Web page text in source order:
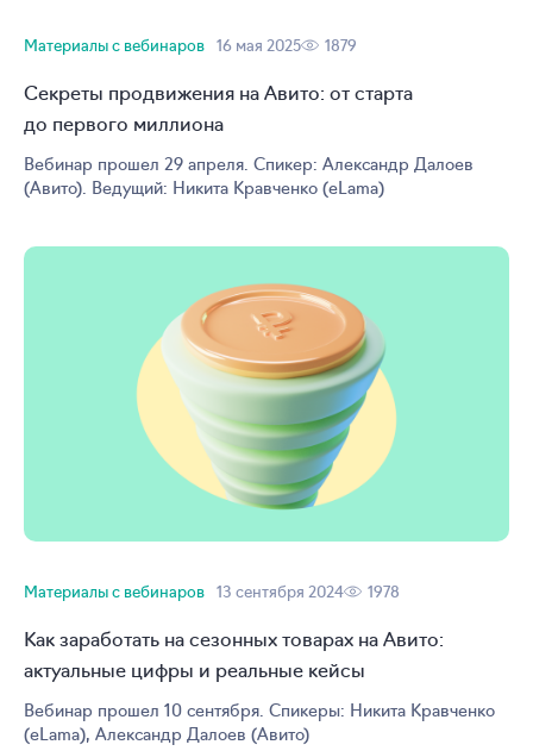
Материалы с вебинаров 16 мая 2025 1879
Секреты продвижения на Авито: от старта
до первого миллиона
Вебинар прошел 29 апреля. Спикер: Александр Далоев
(Авито). Ведущий: Никита Кравченко (eLama)
Материалы с вебинаров 13 сентября 2024 1978
Как заработать на сезонных товарах на Авито:
актуальные цифры и реальные кейсы
Вебинар прошел 10 сентября. Спикеры: Никита Кравченко
(eLama), Александр Далоев (Авито)